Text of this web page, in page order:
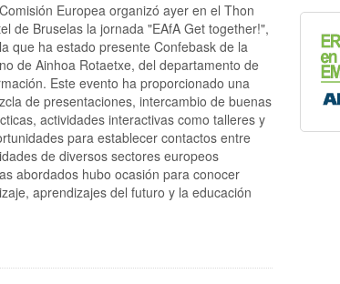
Europea organizó ayer en el Thon
de Bruselas la jornada "EAfA Get together!",
que ha estado presente Confebask de la
de Ainhoa Rotaetxe, del departamento de
Este evento ha proporcionado una
de presentaciones, intercambio de buenas
actividades interactivas como talleres y
para establecer contactos entre
de diversos sectores europeos
abordados hubo ocasión para conocer
aprendizajes del futuro y la educación